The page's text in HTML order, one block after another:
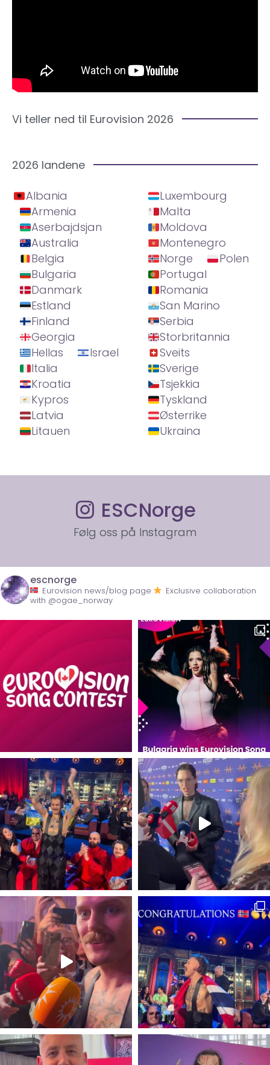
Vi teller ned til Eurovision 2026
2026 landene
Albania
Armenia
Aserbajdsjan
Australia
Belgia
Bulgaria
Danmark
Estland
Finland
Georgia
Hellas
Israel
Italia
Kroatia
Kypros
Latvia
Litauen
Luxembourg
Malta
Moldova
Montenegro
Norge
Polen
Portugal
Romania
San Marino
Serbia
Storbritannia
Sveits
Sverige
Tsjekkia
Tyskland
Østerrike
Ukraina
ESCNorge
Følg oss på Instagram
escnorge
Eurovision news/blog page
Exclusive collaboration
with @ogae_norway